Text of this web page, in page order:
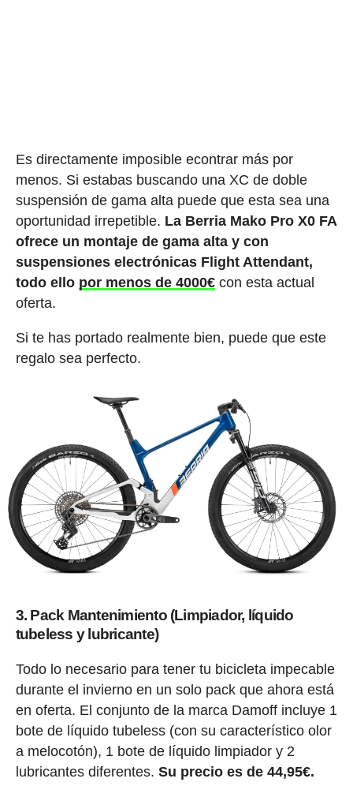
Es directamente imposible econtrar más por
menos. Si estabas buscando una XC de doble
suspensión de gama alta puede que esta sea una
oportunidad irrepetible. La Berria Mako Pro X0 FA
ofrece un montaje de gama alta y con
suspensiones electrónicas Flight Attendant,
todo ello por menos de 4000€ con esta actual
oferta.
Si te has portado realmente bien, puede que este
regalo sea perfecto.
3. Pack Mantenimiento (Limpiador, líquido
tubeless y lubricante)
Todo lo necesario para tener tu bicicleta impecable
durante el invierno en un solo pack que ahora está
en oferta. El conjunto de la marca Damoff incluye 1
bote de líquido tubeless (con su característico olor
a melocotón), 1 bote de líquido limpiador y 2
lubricantes diferentes. Su precio es de 44,95€.